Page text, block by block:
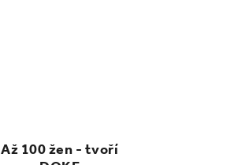
Až 100 žen - tvoří